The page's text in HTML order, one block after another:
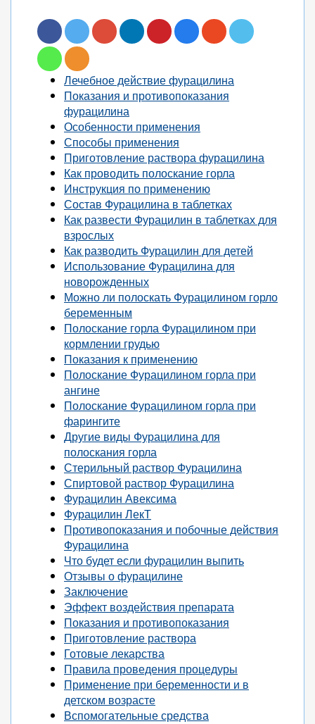
Лечебное действие фурацилина
Показания и противопоказания
фурацилина
Особенности применения
Способы применения
Приготовление раствора фурацилина
Как проводить полоскание горла
Инструкция по применению
Состав Фурацилина в таблетках
Как развести Фурацилин в таблетках для
взрослых
Как разводить Фурацилин для детей
Использование Фурацилина для
новорожденных
Можно ли полоскать Фурацилином горло
беременным
Полоскание горла Фурацилином при
кормлении грудью
Показания к применению
Полоскание Фурацилином горла при
ангине
Полоскание Фурацилином горла при
фарингите
Другие виды Фурацилина для
полоскания горла
Стерильный раствор Фурацилина
Спиртовой раствор Фурацилина
Фурацилин Авексима
Фурацилин ЛекТ
Противопоказания и побочные действия
Фурацилина
Что будет если фурацилин выпить
Отзывы о фурацилине
Заключение
Эффект воздействия препарата
Показания и противопоказания
Приготовление раствора
Готовые лекарства
Правила проведения процедуры
Применение при беременности и в
детском возрасте
Вспомогательные средства